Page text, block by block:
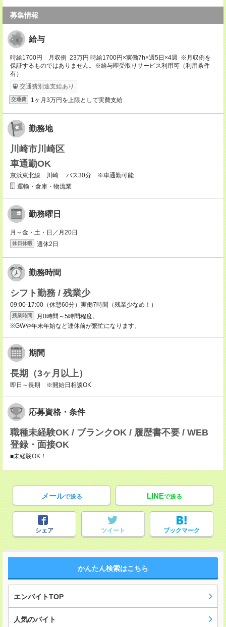
募集情報
給与
時給1700円 月収例 23万円 時給1700円×実働7h×週5日×4週 ※月収例を
保証するものではありません。※給与即受取りサービス利用可（利用条件
有）
交通費別途支給あり
交通費 1ヶ月3万円を上限として実費支給
勤務地
川崎市川崎区
車通勤OK
京浜東北線 川崎 バス30分 ※車通勤可能
運輸・倉庫・物流業
勤務曜日
月～金・土・日／月20日
休日休暇 週休2日
勤務時間
シフト勤務 / 残業少
09:00-17:00（休憩60分）実働7時間（残業少なめ！）
残業時間
月0時間～5時間程度。
※GWや年末年始など連休前が繁忙になります。
期間
長期（3ヶ月以上）
即日～長期 ※開始日相談OK
応募資格・条件
職種未経験OK / ブランクOK / 履歴書不要 / WEB
登録・面接OK
■未経験OK！
メールで送る LINEで送る
シェア ツイート ブックマーク
かんたん検索はこちら
エンバイトTOP
人気のバイト